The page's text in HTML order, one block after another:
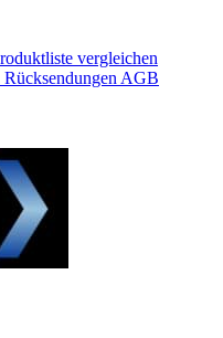
vergleichen
AGB